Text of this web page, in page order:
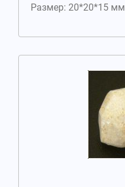
Размер: 20*20*15 мм